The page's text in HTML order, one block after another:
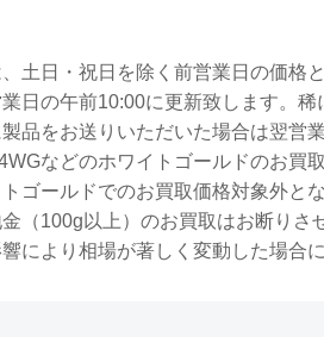
、土日・祝日を除く前営業日の価格
業日の午前10:00に更新致します。
製品をお送りいただいた場合は翌営
などのホワイトゴールドのお
ゴールドでのお買取価格対象外とな
金（100g以上）のお買取はお断りさ
響により相場が著しく変動した場合